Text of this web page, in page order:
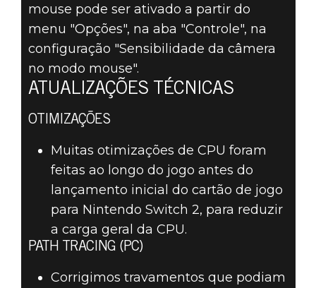
mouse pode ser ativado a partir do
menu "Opções", na aba "Controle", na
configuração "Sensibilidade da câmera
no modo mouse".
ATUALIZAÇÕES TÉCNICAS
OTIMIZAÇÕES
Muitas otimizações de CPU foram
feitas ao longo do jogo antes do
lançamento inicial do cartão de jogo
para Nintendo Switch 2, para reduzir
a carga geral da CPU.
PATH TRACING (PC)
Corrigimos travamentos que podiam